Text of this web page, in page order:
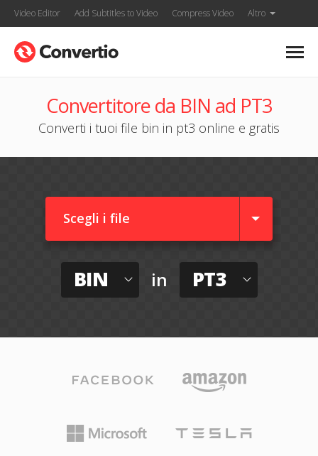
Video Editor Add Subtitles to Video Compress Video Altro
Convertitore da BIN ad PT3
Converti i tuoi file bin in pt3 online e gratis
Scegli i file
BIN in PT3